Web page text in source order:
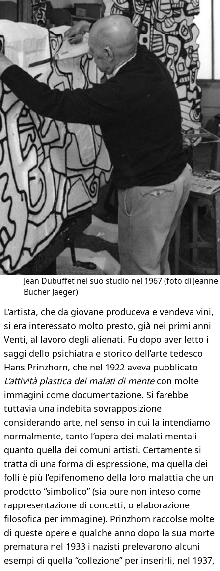
Jean Dubuffet nel suo studio nel 1967 (foto di Jeanne
Bucher Jaeger)
L’artista, che da giovane produceva e vendeva vini,
si era interessato molto presto, già nei primi anni
Venti, al lavoro degli alienati. Fu dopo aver letto i
saggi dello psichiatra e storico dell’arte tedesco
Hans Prinzhorn, che nel 1922 aveva pubblicato
L’attività plastica dei malati di mentecon molte
immagini come documentazione. Si farebbe
tuttavia una indebita sovrapposizione
considerando arte, nel senso in cui la intendiamo
normalmente, tanto l’opera dei malati mentali
quanto quella dei comuni artisti. Certamente si
tratta di una forma di espressione, ma quella dei
folli è più l’epifenomeno della loro malattia che un
prodotto “simbolico” (sia pure non inteso come
rappresentazione di concetti, o elaborazione
filosofica per immagine). Prinzhorn raccolse molte
di queste opere e qualche anno dopo la sua morte
prematura nel 1933 i nazisti prelevarono alcuni
esempi di quella “collezione” per inserirli, nel 1937,